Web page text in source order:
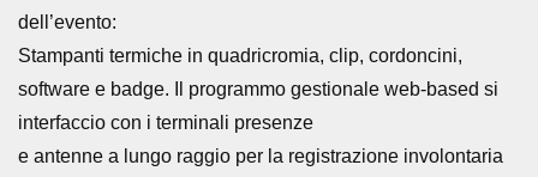
dell’evento:
Stampanti termiche in quadricromia, clip, cordoncini,
software e badge. Il programmo gestionale web-based si
interfaccio con i terminali presenze
e antenne a lungo raggio per la registrazione involontaria